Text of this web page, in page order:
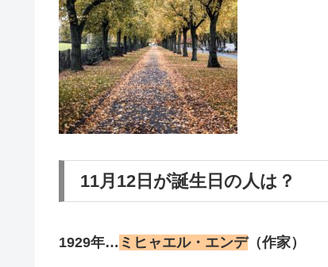
11月12日が誕生日の人は？
1929年… ミヒャエル・エンデ（作家）